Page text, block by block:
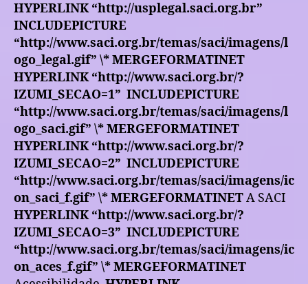
HYPERLINK “http://usplegal.saci.org.br”
INCLUDEPICTURE
“http://www.saci.org.br/temas/saci/imagens/l
ogo_legal.gif” \* MERGEFORMATINET
HYPERLINK “http://www.saci.org.br/?
IZUMI_SECAO=1” INCLUDEPICTURE
“http://www.saci.org.br/temas/saci/imagens/l
ogo_saci.gif” \* MERGEFORMATINET
HYPERLINK “http://www.saci.org.br/?
IZUMI_SECAO=2” INCLUDEPICTURE
“http://www.saci.org.br/temas/saci/imagens/ic
on_saci_f.gif” \* MERGEFORMATINETA SACI
HYPERLINK “http://www.saci.org.br/?
IZUMI_SECAO=3” INCLUDEPICTURE
“http://www.saci.org.br/temas/saci/imagens/ic
on_aces_f.gif” \* MERGEFORMATINET